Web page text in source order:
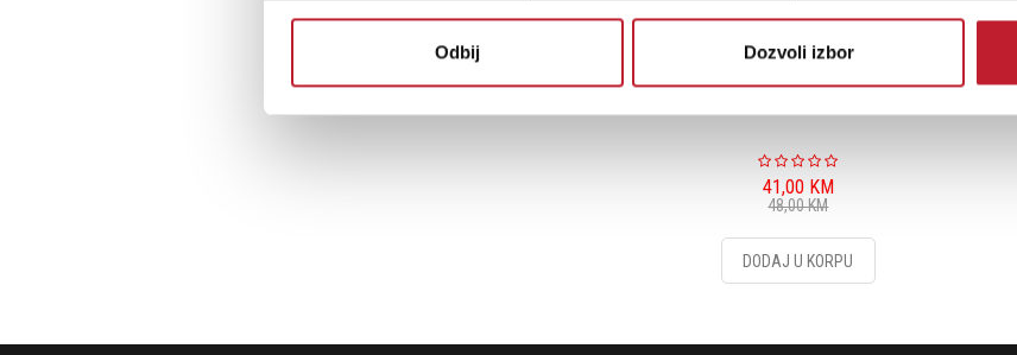
Odbij Dozvoli izbor
41,00 KM
48,00KM
DODAJ U KORPU